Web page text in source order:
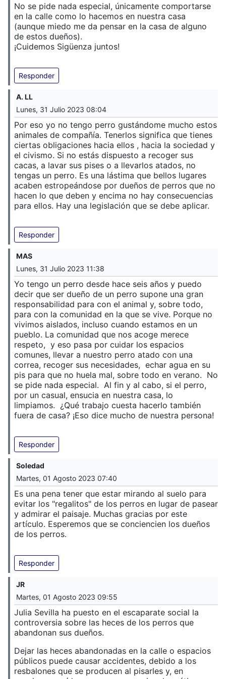
No se pide nada especial, únicamente comportarse
en la calle como lo hacemos en nuestra casa
(aunque miedo me da pensar en la casa de alguno
de estos dueños).
¡Cuidemos Sigüenza juntos!
Responder
A. LL
Lunes, 31 Julio 2023 08:04
Por eso yo no tengo perro gustándome mucho estos
animales de compañía. Tenerlos significa que tienes
ciertas obligaciones hacia ellos , hacia la sociedad y
el civismo. Si no estás dispuesto a recoger sus
cacas, a lavar sus pises o a llevarlos atados, no
tengas un perro. Es una lástima que bellos lugares
acaben estropeándose por dueños de perros que no
hacen lo que deben y encima no hay consecuencias
para ellos. Hay una legislación que se debe aplicar.
Responder
MAS
Lunes, 31 Julio 2023 11:38
Yo tengo un perro desde hace seis años y puedo
decir que ser dueño de un perro supone una gran
responsabilidad para con el animal y, sobre todo,
para con la comunidad en la que se vive. Porque no
vivimos aislados, incluso cuando estamos en un
pueblo. La comunidad que nos acoge merece
respeto, y eso pasa por cuidar los espacios
comunes, llevar a nuestro perro atado con una
correa, recoger sus necesidades, echar agua en su
pis para que no huela mal, sobre todo en verano. No
se pide nada especial. Al fin y al cabo, si el perro,
por un casual, ensucia en nuestra casa, lo
limpiamos. ¿Qué trabajo cuesta hacerlo también
fuera de casa? ¡Eso dice mucho de nuestra persona!
Responder
Soledad
Martes, 01 Agosto 2023 07:40
Es una pena tener que estar mirando al suelo para
evitar los "regalitos" de los perros en lugar de pasear
y admirar el paisaje. Muchas gracias por este
artículo. Esperemos que se conciencien los dueños
de los perros.
Responder
JR
Martes, 01 Agosto 2023 09:55
Julia Sevilla ha puesto en el escaparate social la
controversia sobre las heces de los perros que
abandonan sus dueños.
Dejar las heces abandonadas en la calle o espacios
públicos puede causar accidentes, debido a los
resbalones que se producen al pisarles y, en